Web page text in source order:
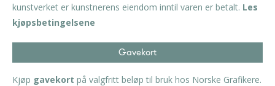
kunstverket er kunstnerens eiendom inntil varen er betalt. Les
kjøpsbetingelsene
Gavekort
Kjøp gavekort på valgfritt beløp til bruk hos Norske Grafikere.